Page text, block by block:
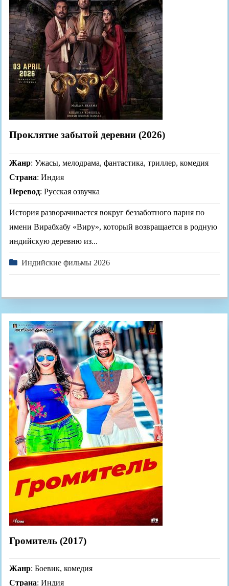
Проклятие забытой деревни (2026)
Жанр: Ужасы, мелодрама, фантастика, триллер, комедия
Страна: Индия
Перевод: Русская озвучка
История разворачивается вокруг беззаботного парня по
имени Вирабхабу «Виру», который возвращается в родную
индийскую деревню из...
Индийские фильмы 2026
Громитель (2017)
Жанр: Боевик, комедия
Страна: Индия